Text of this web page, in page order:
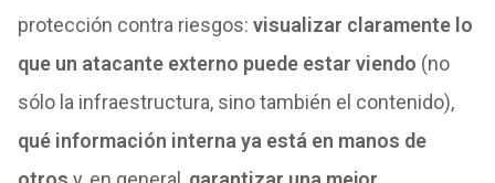
protección contra riesgos: visualizar claramente lo
que un atacante externo puede estar viendo (no
sólo la infraestructura, sino también el contenido),
qué información interna ya está en manos de